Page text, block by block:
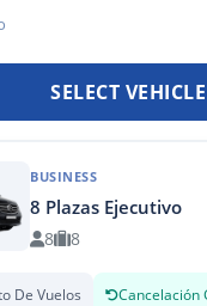
SELECT VEHICLE
BUSINESS
8 Plazas Ejecutivo
8 8
De Vuelos Cancelación